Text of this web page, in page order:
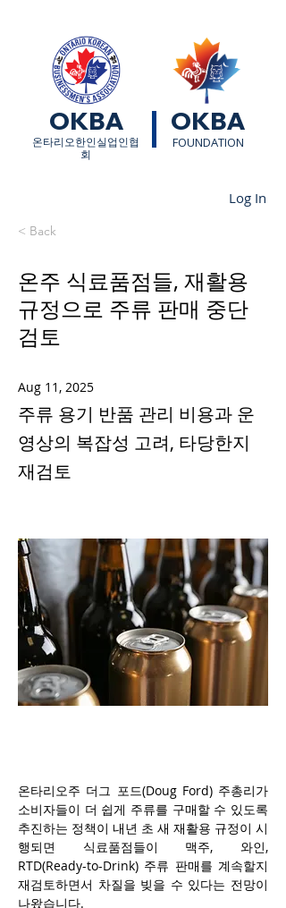
OKBA OKBA
​온타리오한인실업인협
회
FOUNDATION
Log In
< Back
온주 식료품점들, 재활용
규정으로 주류 판매 중단
검토
Aug 11, 2025
주류 용기 반품 관리 비용과 운
영상의 복잡성 고려, 타당한지
재검토
온타리오주 더그 포드(Doug Ford) 주총리가
소비자들이 더 쉽게 주류를 구매할 수 있도록
추진하는 정책이 내년 초 새 재활용 규정이 시
행되면 식료품점들이 맥주, 와인,
RTD(Ready-to-Drink) 주류 판매를 계속할지
재검토하면서 차질을 빚을 수 있다는 전망이
나왔습니다.